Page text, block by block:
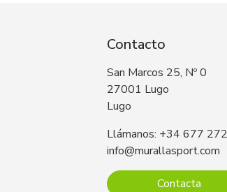
Contacto
San Marcos 25, Nº 0
27001 Lugo
Lugo
Llámanos: +34 677
info@murallasport.com
Contacta